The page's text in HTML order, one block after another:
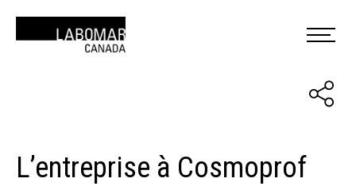
L’entreprise à Cosmoprof